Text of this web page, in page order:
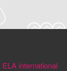
ELA international